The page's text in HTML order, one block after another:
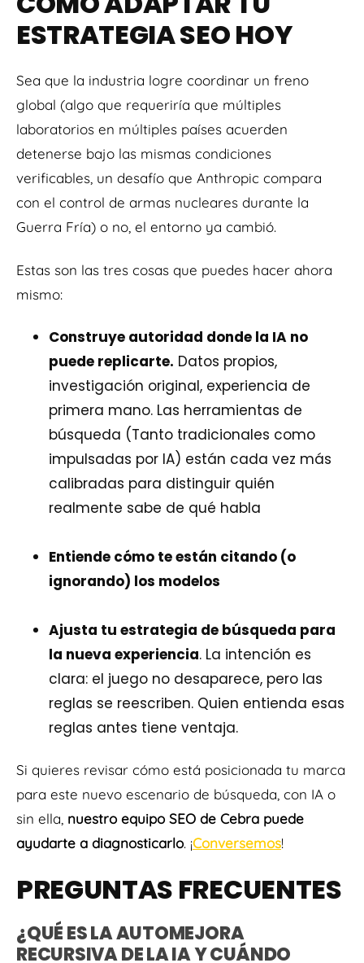
ESTRATEGIA SEO HOY
Sea que la industria logre coordinar un freno
global (algo que requeriría que múltiples
laboratorios en múltiples países acuerden
detenerse bajo las mismas condiciones
verificables, un desafío que Anthropic compara
con el control de armas nucleares durante la
Guerra Fría) o no, el entorno ya cambió.
Estas son las tres cosas que puedes hacer ahora
mismo:
Construye autoridad donde la IA no
puede replicarte. Datos propios,
investigación original, experiencia de
primera mano. Las herramientas de
búsqueda (Tanto tradicionales como
impulsadas por IA) están cada vez más
calibradas para distinguir quién
realmente sabe de qué habla
Entiende cómo te están citando (o
ignorando) los modelos
Ajusta tu estrategia de búsqueda para
la nueva experiencia. La intención es
clara: el juego no desaparece, pero las
reglas se reescriben. Quien entienda esas
reglas antes tiene ventaja.
Si quieres revisar cómo está posicionada tu marca
para este nuevo escenario de búsqueda, con IA o
sin ella, nuestro equipo SEO de Cebra puede
ayudarte a diagnosticarlo. ¡Conversemos!
PREGUNTAS FRECUENTES
¿QUÉ ES LA AUTOMEJORA
RECURSIVA DE LA IA Y CUÁNDO